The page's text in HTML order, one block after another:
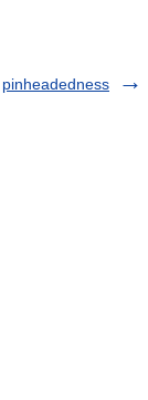
pinheadedness